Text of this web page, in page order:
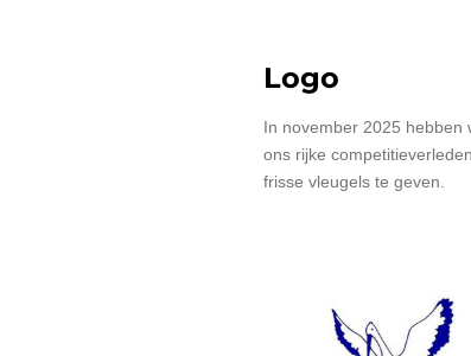
Logo
In november 2025 hebben
ons rijke
frisse vleugels te geven.